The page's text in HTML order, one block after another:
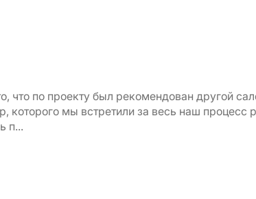
что по проекту был рекомендован другой
мы встретили за весь наш процесс
п...